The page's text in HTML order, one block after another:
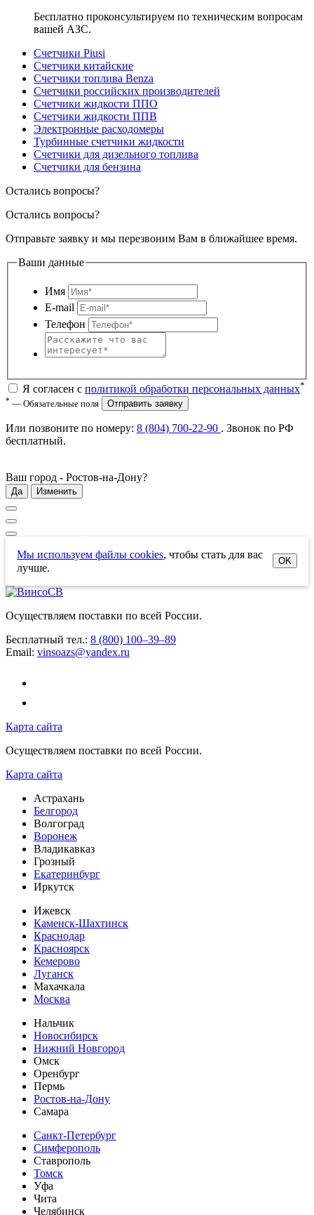
Бесплатно проконсультируем по техническим вопросам
вашей АЗС.
Счетчики Piusi
Счетчики китайские
Счетчики топлива Benza
Счетчики российских производителей
Счетчики жидкости ППО
Счетчики жидкости ППВ
Электронные расходомеры
Турбинные счетчики жидкости
Счетчики для дизельного топлива
Счетчики для бензина
Остались вопросы?
Остались вопросы?
Отправьте заявку и мы перезвоним Вам в ближайшее время.
Ваши данные
Имя
E-mail
Телефон
Я согласен с политикой обработки персональных данных*
* — Обязательные поля Отправить заявку
Или позвоните по номеру: 8 (804) 700-22-90 . Звонок по РФ
бесплатный.
Ваш город - Ростов-на-Дону?
Да Изменить
Мы используем файлы cookies, чтобы стать для вас
лучше.
OK
Осуществляем поставки по всей России.
Бесплатный тел.: 8 (800) 100–39–89
Email: vinsoazs@yandex.ru
Карта сайта
Осуществляем поставки по всей России.
Карта сайта
Астрахань
Белгород
Волгоград
Воронеж
Владикавказ
Грозный
Екатеринбург
Иркутск
Ижевск
Каменск-Шахтинск
Краснодар
Красноярск
Кемерово
Луганск
Махачкала
Москва
Нальчик
Новосибирск
Нижний Новгород
Омск
Оренбург
Пермь
Ростов-на-Дону
Самара
Санкт-Петербург
Симферополь
Ставрополь
Томск
Уфа
Чита
Челябинск